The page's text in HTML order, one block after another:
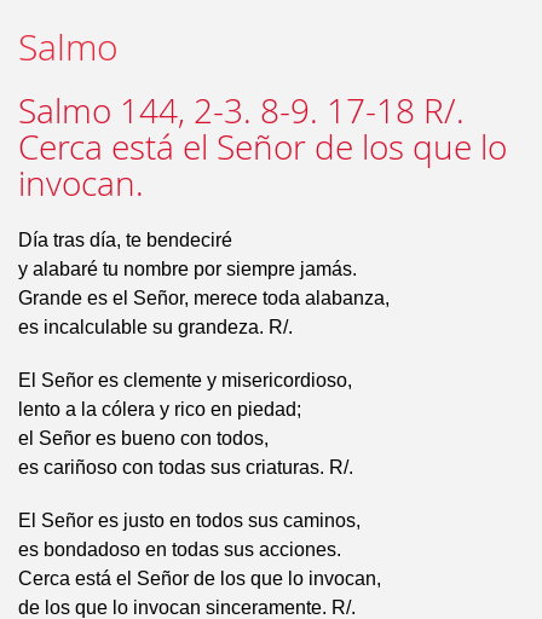
Salmo
Salmo 144, 2-3. 8-9. 17-18 R/.
Cerca está el Señor de los que lo
invocan.
Día tras día, te bendeciré
y alabaré tu nombre por siempre jamás.
Grande es el Señor, merece toda alabanza,
es incalculable su grandeza. R/.
El Señor es clemente y misericordioso,
lento a la cólera y rico en piedad;
el Señor es bueno con todos,
es cariñoso con todas sus criaturas. R/.
El Señor es justo en todos sus caminos,
es bondadoso en todas sus acciones.
Cerca está el Señor de los que lo invocan,
de los que lo invocan sinceramente. R/.